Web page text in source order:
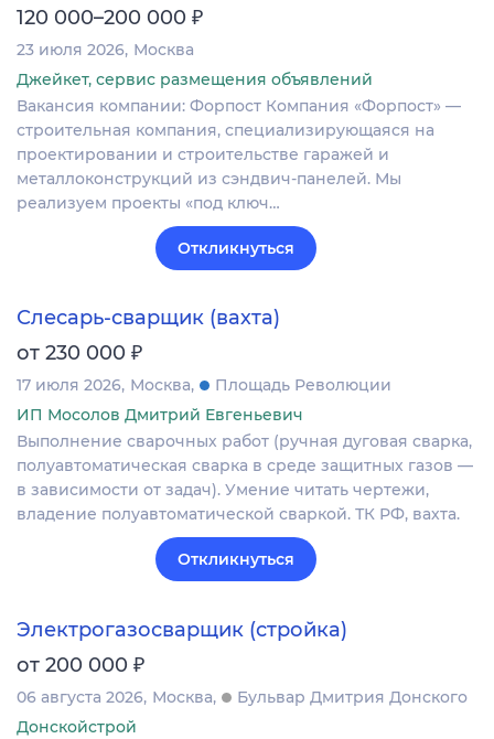
120 000–200 000 ₽
23 июля 2026 Москва
Джейкет, сервис размещения объявлений
Вакансия компании: Форпост Компания «Форпост» —
строительная компания, специализирующаяся на
проектировании и строительстве гаражей и
металлоконструкций из сэндвич-панелей. Мы
реализуем проекты «под ключ…
Откликнуться
Слесарь-сварщик (вахта)
от 230 000 ₽
17 июля 2026 Москва
Площадь Революции
ИП Мосолов Дмитрий Евгеньевич
Выполнение сварочных работ (ручная дуговая сварка,
полуавтоматическая сварка в среде защитных газов —
в зависимости от задач). Умение читать чертежи,
владение полуавтоматической сваркой. ТК РФ, вахта.
Откликнуться
Электрогазосварщик (стройка)
от 200 000 ₽
06 августа 2026 Москва
Бульвар Дмитрия Донского
Донскойстрой